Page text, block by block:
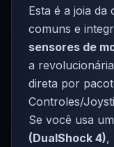
Esta é a joia da
comuns e
sensores de
a
direta por
Controles/
Se você usa
(DualShock 4),